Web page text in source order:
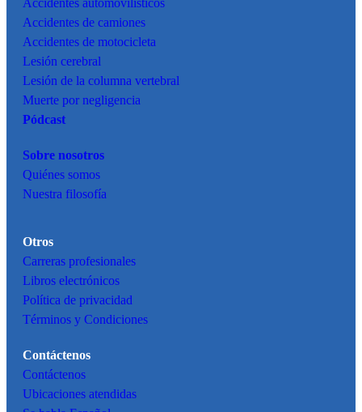
Accidentes automovilísticos
Accidentes de camiones
Accidentes de motocicleta
Lesión cerebral
Lesión de la columna vertebral
Muerte por negligencia
Pódcast
Sobre nosotros
Quiénes somos
Nuestra filosofía
Otros
Carreras profesionales
Libros electrónicos
Política de privacidad
Términos y Condiciones
Contáctenos
Contáctenos
Ubicaciones atendidas